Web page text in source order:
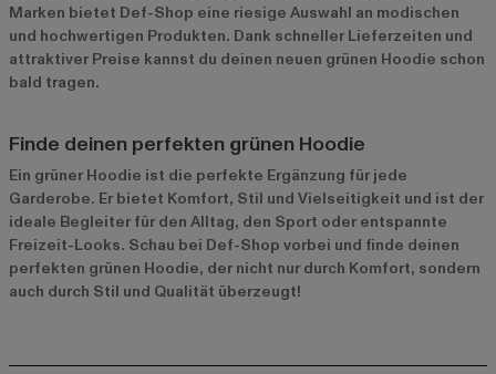
Marken bietet Def-Shop eine riesige Auswahl an modischen
und hochwertigen Produkten. Dank schneller Lieferzeiten und
attraktiver Preise kannst du deinen neuen grünen Hoodie schon
bald tragen.
Finde deinen perfekten grünen Hoodie
Ein grüner Hoodie ist die perfekte Ergänzung für jede
Garderobe. Er bietet Komfort, Stil und Vielseitigkeit und ist der
ideale Begleiter für den Alltag, den Sport oder entspannte
Freizeit-Looks. Schau bei Def-Shop vorbei und finde deinen
perfekten grünen Hoodie, der nicht nur durch Komfort, sondern
auch durch Stil und Qualität überzeugt!